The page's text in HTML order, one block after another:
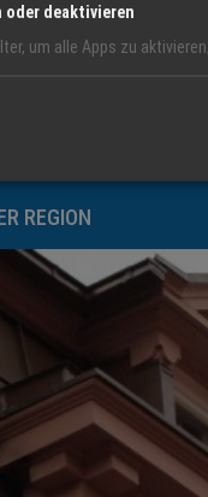
REGION
oder deaktivieren
um alle Apps zu